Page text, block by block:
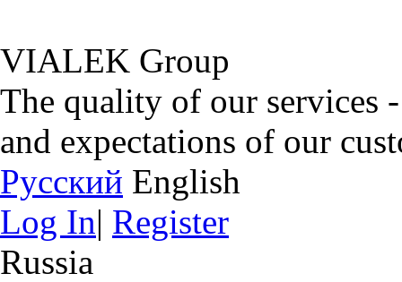
VIALEK Group
The quality of our services
and expectations of our
Русский English
Log In| Register
Russia